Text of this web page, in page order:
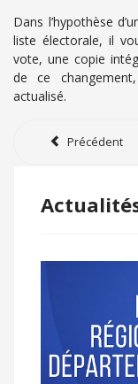
Dans l’hypothèse
liste électorale, il
vote, une copie
de ce
actualisé.
Précédent